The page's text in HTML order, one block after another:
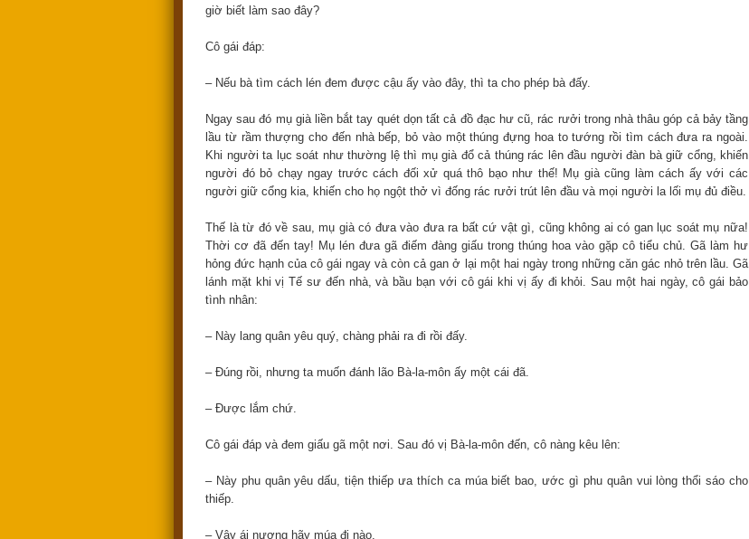
giờ biết làm sao đây?
Cô gái đáp:
– Nếu bà tìm cách lén đem được cậu ấy vào đây, thì ta cho phép bà đấy.
Ngay sau đó mụ già liền bắt tay quét dọn tất cả đồ đạc hư cũ, rác rưởi trong nhà thâu góp cả bảy tầng
lầu từ rầm thượng cho đến nhà bếp, bỏ vào một thúng đựng hoa to tướng rồi tìm cách đưa ra ngoài.
Khi người ta lục soát như thường lệ thì mụ già đổ cả thúng rác lên đầu người đàn bà giữ cổng, khiến
người đó bỏ chạy ngay trước cách đối xử quá thô bạo như thế! Mụ già cũng làm cách ấy với các
người giữ cổng kia, khiến cho họ ngột thở vì đống rác rưởi trút lên đầu và mọi người la lối mụ đủ điều.
Thế là từ đó về sau, mụ già có đưa vào đưa ra bất cứ vật gì, cũng không ai có gan lục soát mụ nữa!
Thời cơ đã đến tay! Mụ lén đưa gã điếm đàng giấu trong thúng hoa vào gặp cô tiểu chủ. Gã làm hư
hỏng đức hạnh của cô gái ngay và còn cả gan ở lại một hai ngày trong những căn gác nhỏ trên lầu. Gã
lánh mặt khi vị Tế sư đến nhà, và bầu bạn với cô gái khi vị ấy đi khỏi. Sau một hai ngày, cô gái bảo
tình nhân:
– Này lang quân yêu quý, chàng phải ra đi rồi đấy.
– Đúng rồi, nhưng ta muốn đánh lão Bà-la-môn ấy một cái đã.
– Được lắm chứ.
Cô gái đáp và đem giấu gã một nơi. Sau đó vị Bà-la-môn đến, cô nàng kêu lên:
– Này phu quân yêu dấu, tiện thiếp ưa thích ca múa biết bao, ước gì phu quân vui lòng thổi sáo cho
thiếp.
– Vậy ái nương hãy múa đi nào.